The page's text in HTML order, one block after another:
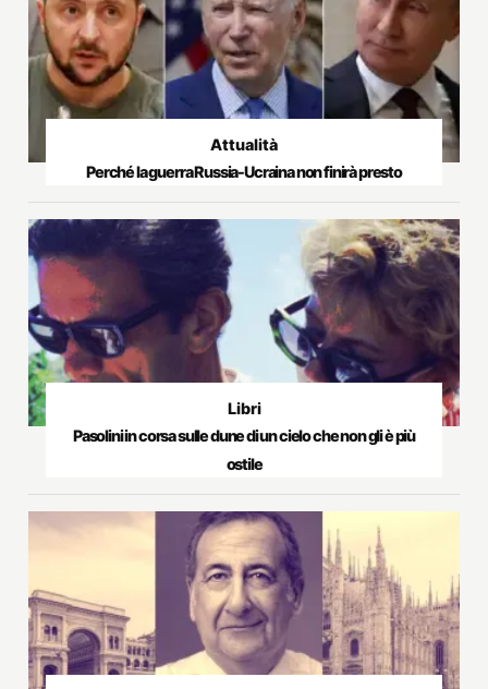
Attualità
Perché la guerra Russia-Ucraina non finirà presto
Libri
Pasolini in corsa sulle dune di un cielo che non gli è più
ostile